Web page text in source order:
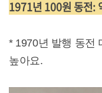
1971년 100원 동전:
* 1970년 발행 동전
높아요.